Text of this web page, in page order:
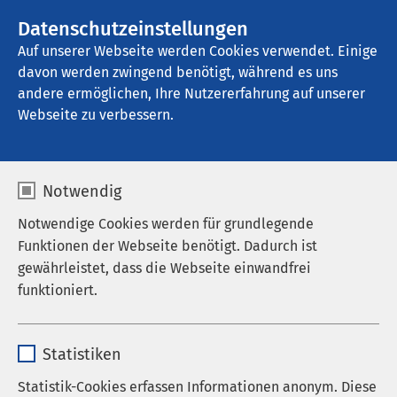
Datenschutzeinstellungen
Auf unserer Webseite werden Cookies verwendet. Einige
davon werden zwingend benötigt, während es uns
andere ermöglichen, Ihre Nutzererfahrung auf unserer
Webseite zu verbessern.
Notwendig
Notwendige Cookies werden für grundlegende
Funktionen der Webseite benötigt. Dadurch ist
gewährleistet, dass die Webseite einwandfrei
funktioniert.
Anbieter sgalinski
Statistiken
Statistik-Cookies erfassen Informationen anonym. Diese
AMEOS Senioren Wohnsitz Ratzeburg
Unser Angebot